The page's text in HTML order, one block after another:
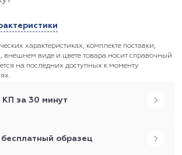
характеристиках, комплекте поставки,
внешнем виде и цвете товара носит справочный
на последних доступных к моменту
КП за 30 минут
бесплатный образец